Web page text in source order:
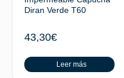
Diran Verde T60
43,30€
Leer más